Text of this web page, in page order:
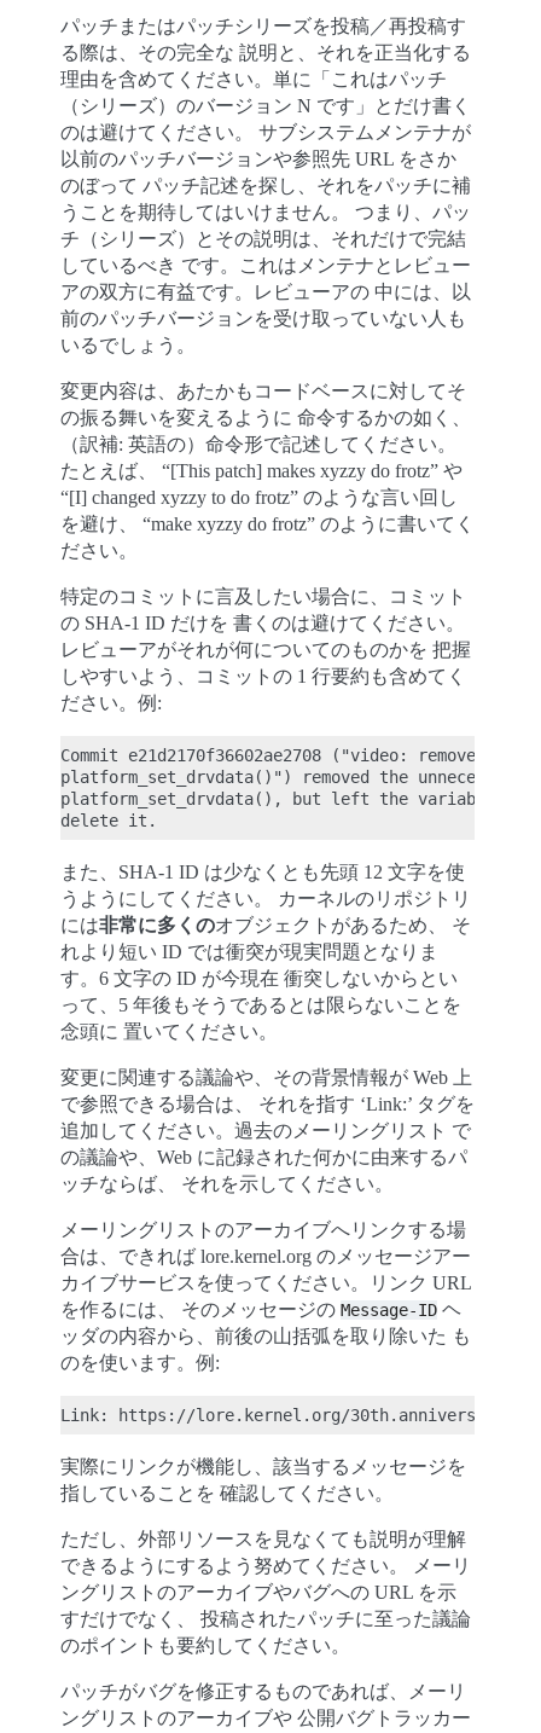
パッチまたはパッチシリーズを投稿／再投稿す
る際は、その完全な 説明と、それを正当化する
理由を含めてください。単に「これはパッチ
（シリーズ）のバージョン N です」とだけ書く
のは避けてください。 サブシステムメンテナが
以前のパッチバージョンや参照先 URL をさか
のぼって パッチ記述を探し、それをパッチに補
うことを期待してはいけません。 つまり、パッ
チ（シリーズ）とその説明は、それだけで完結
しているべき です。これはメンテナとレビュー
アの双方に有益です。レビューアの 中には、以
前のパッチバージョンを受け取っていない人も
いるでしょう。
変更内容は、あたかもコードベースに対してそ
の振る舞いを変えるように 命令するかの如く、
（訳補: 英語の）命令形で記述してください。
たとえば、 “[This patch] makes xyzzy do frotz” や
“[I] changed xyzzy to do frotz” のような言い回し
を避け、 “make xyzzy do frotz” のように書いてく
ださい。
特定のコミットに言及したい場合に、コミット
の SHA-1 ID だけを 書くのは避けてください。
レビューアがそれが何についてのものかを 把握
しやすいよう、コミットの 1 行要約も含めてく
ださい。例:
Commit e21d2170f36602ae2708 ("video: remove
platform_set_drvdata()") removed the unnecessary
platform_set_drvdata(), but left the variable
また、SHA-1 ID は少なくとも先頭 12 文字を使
うようにしてください。 カーネルのリポジトリ
には非常に多くのオブジェクトがあるため、 そ
れより短い ID では衝突が現実問題となりま
す。6 文字の ID が今現在 衝突しないからとい
って、5 年後もそうであるとは限らないことを
念頭に 置いてください。
変更に関連する議論や、その背景情報が Web 上
で参照できる場合は、 それを指す ‘Link:’ タグを
追加してください。過去のメーリングリスト で
の議論や、Web に記録された何かに由来するパ
ッチならば、 それを示してください。
メーリングリストのアーカイブへリンクする場
合は、できれば lore.kernel.org のメッセージアー
カイブサービスを使ってください。リンク URL
を作るには、 そのメッセージの Message-ID ヘ
ッダの内容から、前後の山括弧を取り除いた も
のを使います。例:
実際にリンクが機能し、該当するメッセージを
指していることを 確認してください。
ただし、外部リソースを見なくても説明が理解
できるようにするよう努めてください。 メーリ
ングリストのアーカイブやバグへの URL を示
すだけでなく、 投稿されたパッチに至った議論
のポイントも要約してください。
パッチがバグを修正するものであれば、メーリ
ングリストのアーカイブや 公開バグトラッカー